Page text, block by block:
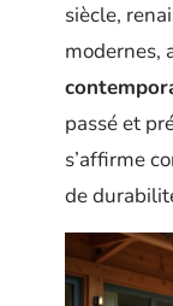
siècle,
modernes,
passé et
s’affirme
de